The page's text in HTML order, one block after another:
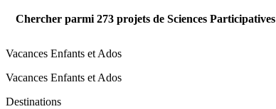
Chercher parmi 273 projets de Sciences Participatives
Vacances Enfants et Ados
Vacances Enfants et Ados
Destinations